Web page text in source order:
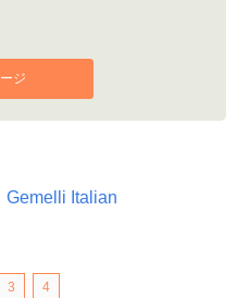
ジ
Italian
3 4